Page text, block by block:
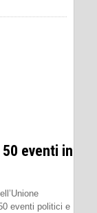
50 eventi in
eventi politici e